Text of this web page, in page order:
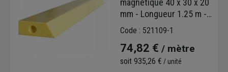
mm - Longueur 1.25 m -
Cofrasud
Code : 521109-1
74,82 € / mètre
soit 935,26 € / unité